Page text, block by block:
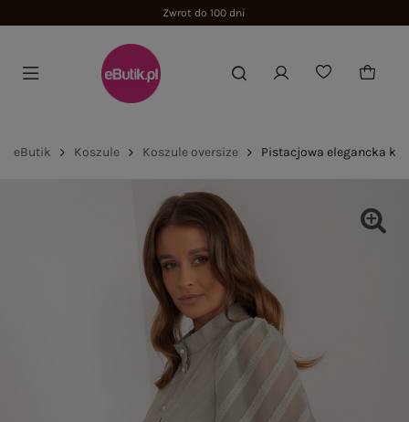
Zwrot do 100 dni
eButik Koszule Koszule oversize Pistacjowa elegancka